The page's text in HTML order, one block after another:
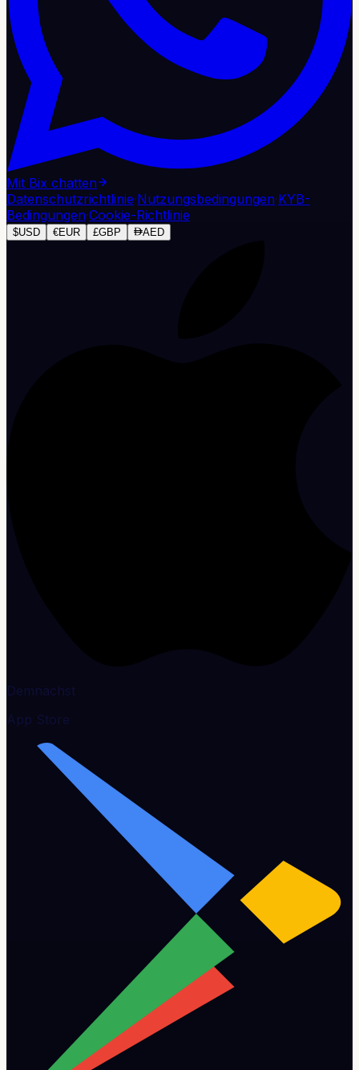
Mit Bix chatten
Datenschutzrichtlinie·Nutzungsbedingungen·KYB-
Bedingungen·Cookie-Richtlinie
$USD €EUR £GBP AED
Demnächst
App Store